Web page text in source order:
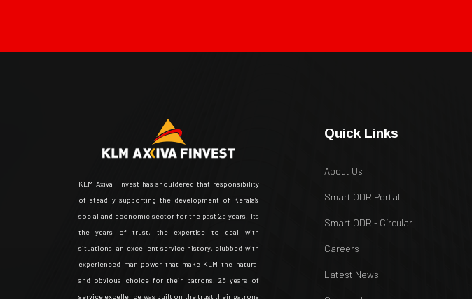
KLM Axiva Finvest has shouldered that responsibility
of steadily supporting the development of Kerala’s
social and economic sector for the past 25 years. It’s
the years of trust, the expertise to deal with
situations, an excellent service history, clubbed with
experienced man power that make KLM the natural
and obvious choice for their patrons. 25 years of
service excellence was built on the trust their patrons
Quick Links
About Us
Smart ODR Portal
Smart ODR - Circular
Careers
Latest News